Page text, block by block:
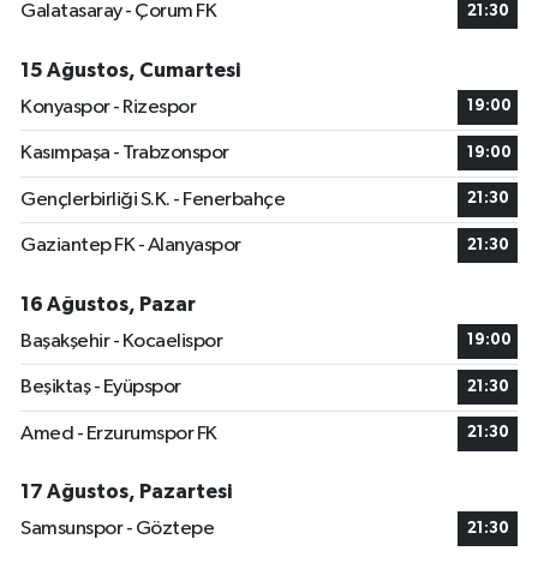
Galatasaray - Çorum FK
21:30
15 Ağustos, Cumartesi
Konyaspor - Rizespor
19:00
Kasımpaşa - Trabzonspor 19:00
Gençlerbirliği S.K. - Fenerbahçe 21:30
Gaziantep FK - Alanyaspor 21:30
16 Ağustos, Pazar
Başakşehir - Kocaelispor
19:00
Beşiktaş - Eyüpspor 21:30
Amed - Erzurumspor FK 21:30
17 Ağustos, Pazartesi
Samsunspor - Göztepe
21:30